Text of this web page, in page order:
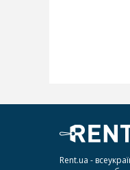
Rent.ua -